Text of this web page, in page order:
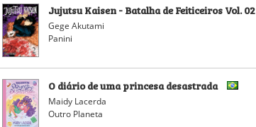
Jujutsu Kaisen - Batalha de Feiticeiros Vol. 02
Gege Akutami
Panini
O diário de uma princesa desastrada
Maidy Lacerda
Outro Planeta